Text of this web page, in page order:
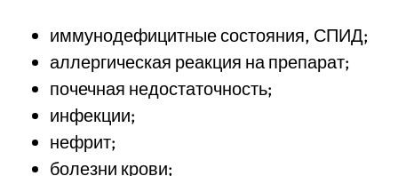
иммунодефицитные состояния, СПИД;
аллергическая реакция на препарат;
почечная недостаточность;
инфекции;
нефрит;
болезни крови;